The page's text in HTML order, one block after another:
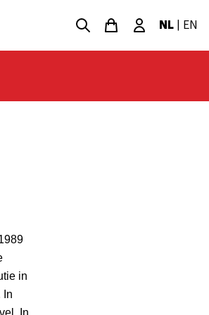
NL EN
in
In
In